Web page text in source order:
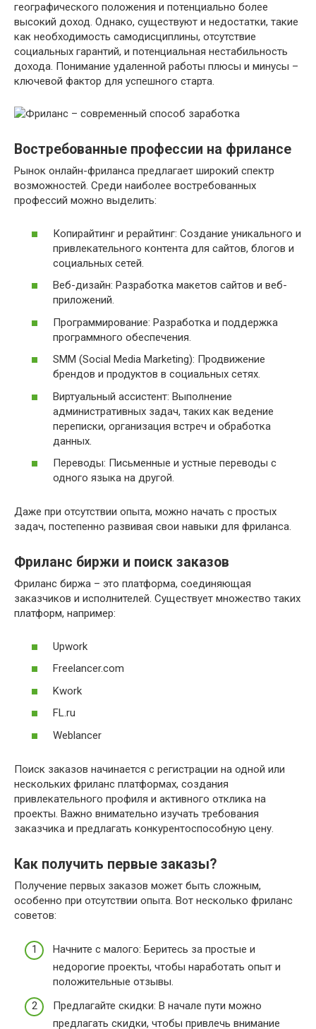
географического положения и потенциально более
высокий доход. Однако, существуют и недостатки, такие
как необходимость самодисциплины, отсутствие
социальных гарантий, и потенциальная нестабильность
дохода. Понимание удаленной работы плюсы и минусы –
ключевой фактор для успешного старта.
Востребованные профессии на фрилансе
Рынок онлайн-фриланса предлагает широкий спектр
возможностей. Среди наиболее востребованных
профессий можно выделить:
Копирайтинг и рерайтинг: Создание уникального и
привлекательного контента для сайтов, блогов и
социальных сетей.
Веб-дизайн: Разработка макетов сайтов и веб-
приложений.
Программирование: Разработка и поддержка
программного обеспечения.
SMM (Social Media Marketing): Продвижение
брендов и продуктов в социальных сетях.
Виртуальный ассистент: Выполнение
административных задач, таких как ведение
переписки, организация встреч и обработка
данных.
Переводы: Письменные и устные переводы с
одного языка на другой.
Даже при отсутствии опыта, можно начать с простых
задач, постепенно развивая свои навыки для фриланса.
Фриланс биржи и поиск заказов
Фриланс биржа – это платформа, соединяющая
заказчиков и исполнителей. Существует множество таких
платформ, например:
Upwork
Freelancer.com
Kwork
FL.ru
Weblancer
Поиск заказов начинается с регистрации на одной или
нескольких фриланс платформах, создания
привлекательного профиля и активного отклика на
проекты. Важно внимательно изучать требования
заказчика и предлагать конкурентоспособную цену.
Как получить первые заказы?
Получение первых заказов может быть сложным,
особенно при отсутствии опыта. Вот несколько фриланс
советов:
Начните с малого: Беритесь за простые и
недорогие проекты, чтобы наработать опыт и
положительные отзывы.
Предлагайте скидки: В начале пути можно
предлагать скидки, чтобы привлечь внимание